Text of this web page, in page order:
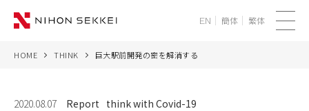
SERVICES
EN 簡体 繁体
HOME THINK 巨大駅前開発の密を解消する​
2020.08.07 Report think with Covid-19